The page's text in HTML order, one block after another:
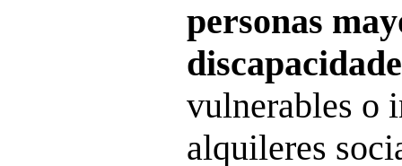
personas
vulnerables o
alquileres